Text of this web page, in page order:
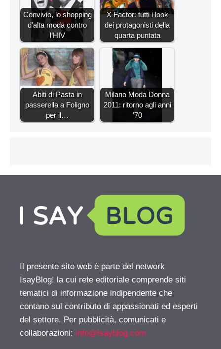
Convivio, lo shopping
d'alta moda contro
l’HIV
X Factor: tutti i look
dei protagonisti della
quarta puntata
Abiti di Pasta in
passerella a Foligno
per il…
Milano Moda Donna
2011: ritorno agli anni
'70
Il presente sito web è parte del network
IsayBlog! la cui rete editoriale comprende siti
tematici di informazione indipendente che
contano sul contributo di appassionati ed esperti
del settore. Per pubblicità, comunicati e
collaborazioni: info@isayblog.com